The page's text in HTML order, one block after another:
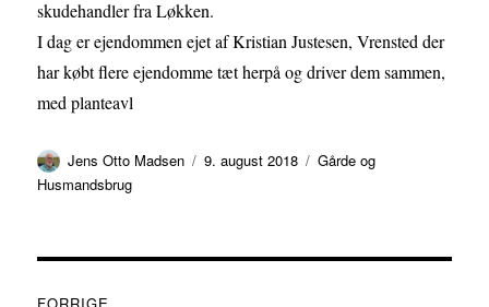
skudehandler fra Løkken.
I dag er ejendommen ejet af Kristian Justesen, Vrensted der
har købt flere ejendomme tæt herpå og driver dem sammen,
med planteavl
Forfatter
Jens Otto Madsen Udgivet
9. august 2018 Kategorier
Gårde og
Husmandsbrug